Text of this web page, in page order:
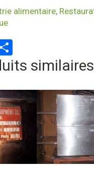
alimentaire,
similaires